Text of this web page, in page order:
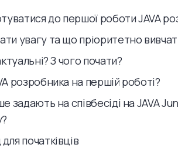
до першої роботи JAVA
увагу та що пріоритетно
З чого почати?
розробника на першій роботі?
задають на співбесіді на JAVA
початківців